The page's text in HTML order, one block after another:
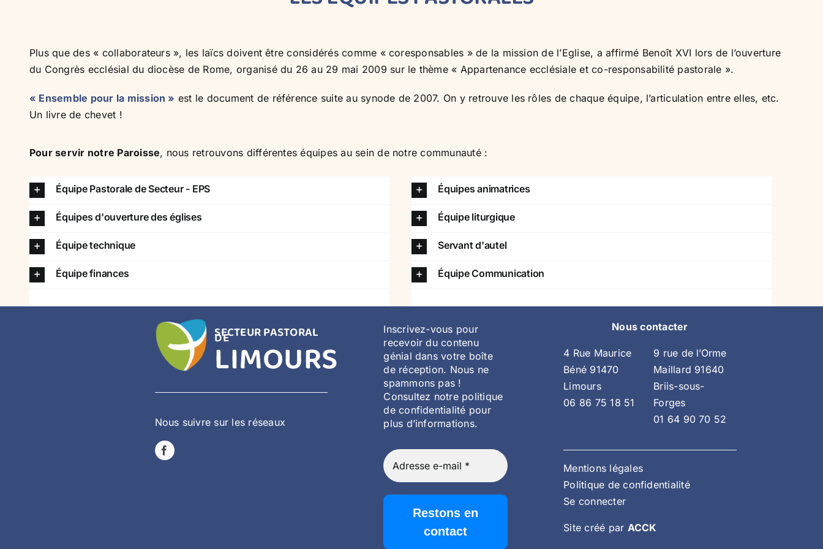
Plus que des « collaborateurs », les laïcs doivent être considérés comme « coresponsables » de la mission de l’Eglise, a affirmé Benoît XVI lors de l’ouverture
du Congrès ecclésial du diocèse de Rome, organisé du 26 au 29 mai 2009 sur le thème « Appartenance ecclésiale et co-responsabilité pastorale ».
« Ensemble pour la mission » est le document de référence suite au synode de 2007. On y retrouve les rôles de chaque équipe, l’articulation entre elles, etc.
Un livre de chevet !
Pour servir notre Paroisse, nous retrouvons différentes équipes au sein de notre communauté :
Équipe Pastorale de Secteur - EPS
Équipes d'ouverture des églises
Équipe technique
Équipe finances
Équipes animatrices
Équipe liturgique
Servant d'autel
Équipe Communication
SECTEUR PASTORAL
DE
LIMOURS
Nous suivre sur les réseaux
Inscrivez-vous pour
recevoir du contenu
génial dans votre boîte
de réception. Nous ne
spammons pas !
Consultez notre politique
de confidentialité pour
plus d’informations.
Nous contacter
4 Rue Maurice
Béné 91470
Limours
06 86 75 18 51
9 rue de l’Orme
Maillard 91640
Briis-sous-
Forges
01 64 90 70 52
Mentions légales
Politique de confidentialité
Se connecter
Site créé par ACCK